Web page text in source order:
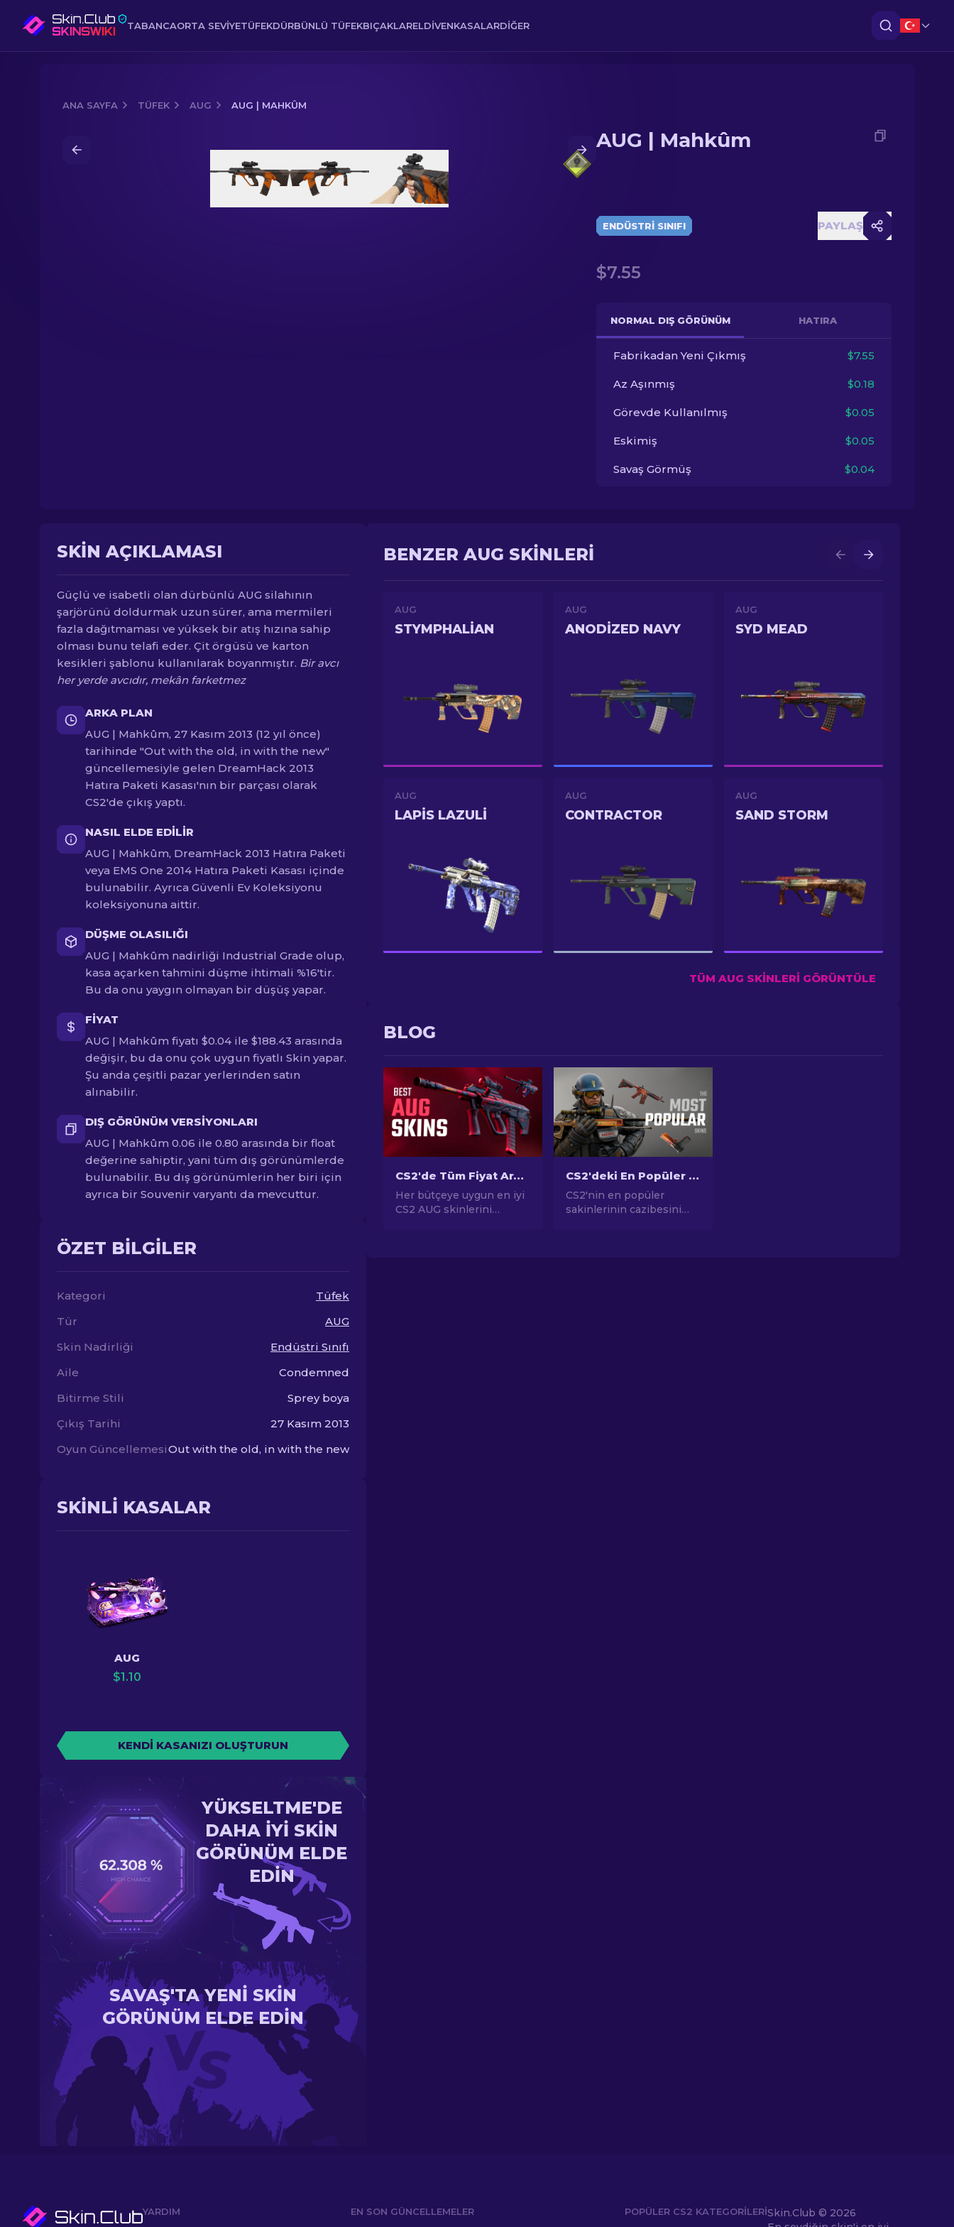
TABANCAORTA SEVIYETÜFEKDÜRBÜNLÜ TÜFEKBIÇAKLARELDIVENKASALARDIĞER
ANA SAYFA TÜFEK AUG AUG | MAHKÛM
AUG | Mahkûm
ENDÜSTRI SINIFI PAYLAŞ
$7.55
NORMAL DIŞ GÖRÜNÜM HATIRA
Fabrikadan Yeni Çıkmış $7.55
Az Aşınmış $0.18
Görevde Kullanılmış $0.05
Eskimiş $0.05
Savaş Görmüş $0.04
SKIN AÇIKLAMASI
Güçlü ve isabetli olan dürbünlü AUG silahının
şarjörünü doldurmak uzun sürer, ama mermileri
fazla dağıtmaması ve yüksek bir atış hızına sahip
olması bunu telafi eder. Çit örgüsü ve karton
kesikleri şablonu kullanılarak boyanmıştır. Bir avcı
her yerde avcıdır, mekân farketmez
ARKA PLAN
AUG | Mahkûm, 27 Kasım 2013 (12 yıl önce)
tarihinde "Out with the old, in with the new"
güncellemesiyle gelen DreamHack 2013
Hatıra Paketi Kasası'nın bir parçası olarak
CS2'de çıkış yaptı.
NASIL ELDE EDILIR
AUG | Mahkûm, DreamHack 2013 Hatıra Paketi
veya EMS One 2014 Hatıra Paketi Kasası içinde
bulunabilir. Ayrıca Güvenli Ev Koleksiyonu
koleksiyonuna aittir.
DÜŞME OLASILIĞI
AUG | Mahkûm nadirliği Industrial Grade olup,
kasa açarken tahmini düşme ihtimali %16'tir.
Bu da onu yaygın olmayan bir düşüş yapar.
FIYAT
AUG | Mahkûm fiyatı $0.04 ile $188.43 arasında
değişir, bu da onu çok uygun fiyatlı Skin yapar.
Şu anda çeşitli pazar yerlerinden satın
alınabilir.
DIŞ GÖRÜNÜM VERSIYONLARI
AUG | Mahkûm 0.06 ile 0.80 arasında bir float
değerine sahiptir, yani tüm dış görünümlerde
bulunabilir. Bu dış görünümlerin her biri için
ayrıca bir Souvenir varyantı da mevcuttur.
ÖZET BILGILER
Kategori
Tüfek
Tür
AUG
Skin Nadirliği
Endüstri Sınıfı
Aile
Condemned
Bitirme Stili
Sprey boya
Çıkış Tarihi
27 Kasım 2013
Oyun GüncellemesiOut with the old, in with the new
SKINLI KASALAR
AUG
$1.10
KENDI KASANIZI OLUŞTURUN
YÜKSELTME'DE
DAHA IYI SKIN
GÖRÜNÜM ELDE
EDIN
SAVAŞ'TA YENI SKIN
GÖRÜNÜM ELDE EDIN
BENZER AUG SKINLERI
AUG
STYMPHALIAN
AUG
ANODIZED NAVY
AUG
SYD MEAD
AUG
LAPIS LAZULI
AUG
CONTRACTOR
AUG
SAND STORM
TÜM AUG SKINLERI GÖRÜNTÜLE
BLOG
CS2'de Tüm Fiyat Aralıklarında En İyi AUG Skinleri [2026]
Her bütçeye uygun en iyi
CS2 AUG skinlerini
CS2'deki En Popüler Skinler
CS2'nin en popüler
sakinlerinin cazibesini
YARDIM EN SON GÜNCELLEMELER POPÜLER CS2 KATEGORILERISkin.Club © 2026